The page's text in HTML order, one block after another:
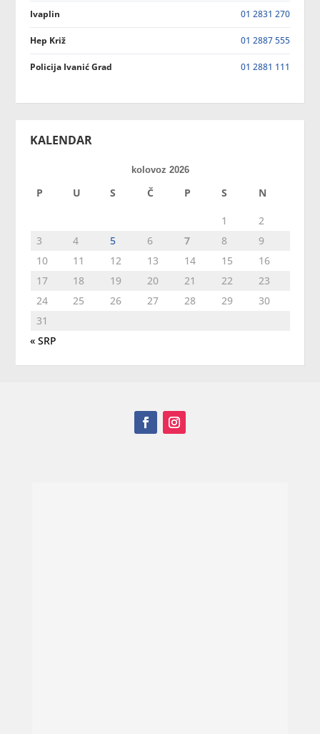
Ivaplin 01 2831 270
Hep Križ 01 2887 555
Policija Ivanić Grad 01 2881 111
KALENDAR
kolovoz 2026
P U S Č P S N
1
2
3
4 5 6 7 8
9
10
11 12 13 14 15
16
17
18 19 20 21 22
23
24
25 26 27 28 29
30
31
« SRP